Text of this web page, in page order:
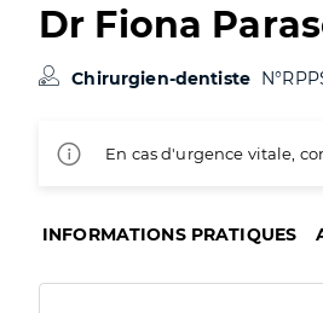
Dr Fiona
Chirurgien-dentiste
En cas d'urgence vitale,
INFORMATIONS PRATIQUES